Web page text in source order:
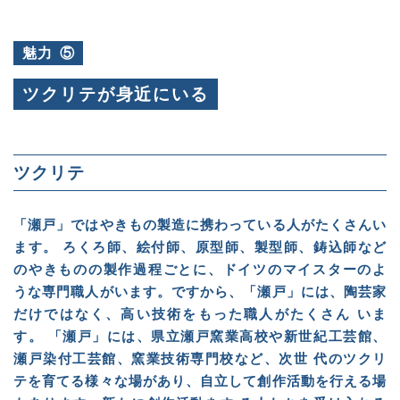
魅力 ⑤
ツクリテが身近にいる
ツクリテ
「瀬戸」ではやきもの製造に携わっている人がたくさんい
ます。 ろくろ師、絵付師、原型師、製型師、鋳込師など
のやきものの製作過程ごとに、ドイツのマイスターのよ
うな専門職人がいます。ですから、「瀬戸」には、陶芸家
だけではなく、高い技術をもった職人がたくさん いま
す。 「瀬戸」には、県立瀬戸窯業高校や新世紀工芸館、
瀬戸染付工芸館、窯業技術専門校など、次世 代のツクリ
テを育てる様々な場があり、自立して創作活動を行える場